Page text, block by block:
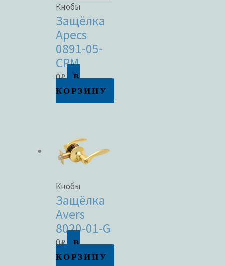
Кнобы
Защёлка
Apecs
0891-05-
CRM
0₽
В
КОРЗИНУ
Кнобы
Защёлка
Avers
8020-01-G
0₽
В
КОРЗИНУ